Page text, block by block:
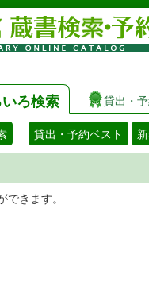
ろ検索 貸出・
貸出・予約ベスト
索することがで